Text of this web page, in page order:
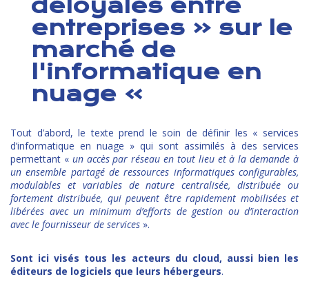
déloyales entre
entreprises « sur le
marché de
l'informatique en
nuage »
Tout d’abord, le texte prend le soin de définir les « services
d’informatique en nuage » qui sont assimilés à des services
permettant « un accès par réseau en tout lieu et à la demande à
un ensemble partagé de ressources informatiques configurables,
modulables et variables de nature centralisée, distribuée ou
fortement distribuée, qui peuvent être rapidement mobilisées et
libérées avec un minimum d’efforts de gestion ou d’interaction
avec le fournisseur de services ».
Sont ici visés tous les acteurs du cloud, aussi bien les
éditeurs de logiciels que leurs hébergeurs.